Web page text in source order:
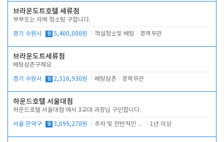
브라운도트호텔 세류점
부부또는 자매 청소팀 구합니다.
경기 수원시 월 5,400,000원 객실청소및 베팅 경력무관
브라운도트세류점
베팅삼촌구해요
경기 수원시 월 2,316,930원 베팅삼촌 경력무관
하운드호텔 서울대점
하운드호텔 서울대점 에서 3교대 과장님 구인합니다.
서울 관악구 월 3,099,270원 주차 및 전반적인 당번업무 1년 이상